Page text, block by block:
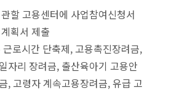
할 고용센터에 사업참여신청서
획서 제출
로시간 단축제, 고용촉진장려금,
자리 장려금, 출산육아기 고용안
, 고령자 계속고용장려금, 유급 고